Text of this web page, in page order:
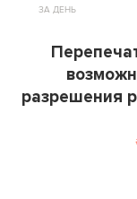
ЗА ДЕНЬ
разрешения